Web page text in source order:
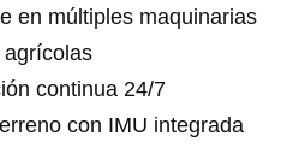
en múltiples maquinarias
agrícolas
continua 24/7
con IMU integrada